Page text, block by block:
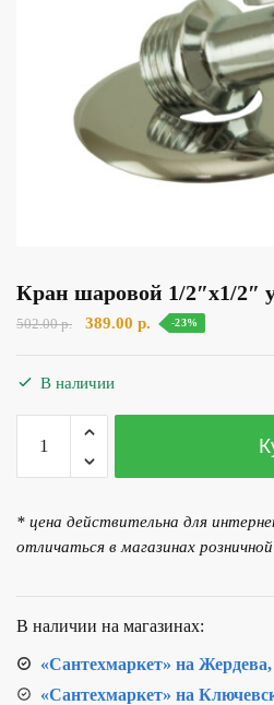
Кран шаровой 1/2″х1/2″
502.00р.
Первоначальная
389.00 р. Текущая
-23%
В наличии
Количество
товара
Кран
1/2"х1/2"
угловой
* цена действительна для
отличаться в магазинах
В наличии на магазинах:
«Сантехмаркет» на Жердева,
«Сантехмаркет» на